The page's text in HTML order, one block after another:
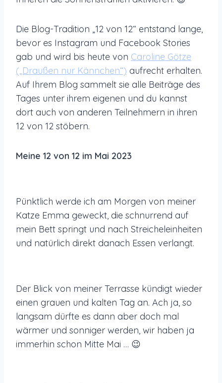
Die Blog-Tradition „12 von 12“ entstand lange,
bevor es Instagram und Facebook Stories
gab und wird bis heute von Caroline Götze
(„Draußen nur Kännchen“) aufrecht erhalten.
Auf Ihrem Blog sammelt sie alle Beiträge des
Tages unter ihrem eigenen und du kannst
dort auch von anderen Teilnehmern in ihren
12 von 12 stöbern.
Meine 12 von 12 im Mai 2023
Pünktlich werde ich am Morgen von meiner
Katze Emma geweckt, die schnurrend auf
mein Bett springt und nach Streicheleinheiten
und natürlich direkt danach Essen verlangt.
Der Blick von meiner Terrasse kündigt wieder
einen grauen und kalten Tag an. Ach ja, so
langsam dürfte es dann aber doch mal
wärmer und sonniger werden, wir haben ja
immerhin schon Mitte Mai … 😉